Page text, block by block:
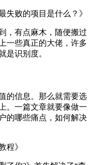
失败的项目是什么？》
，有点麻木，随便搬过
一些真正的大佬，许多
是识别度。
的信息。那么就需要选
。一篇文章就要像做一
的哪些痛点，如何解决
程》